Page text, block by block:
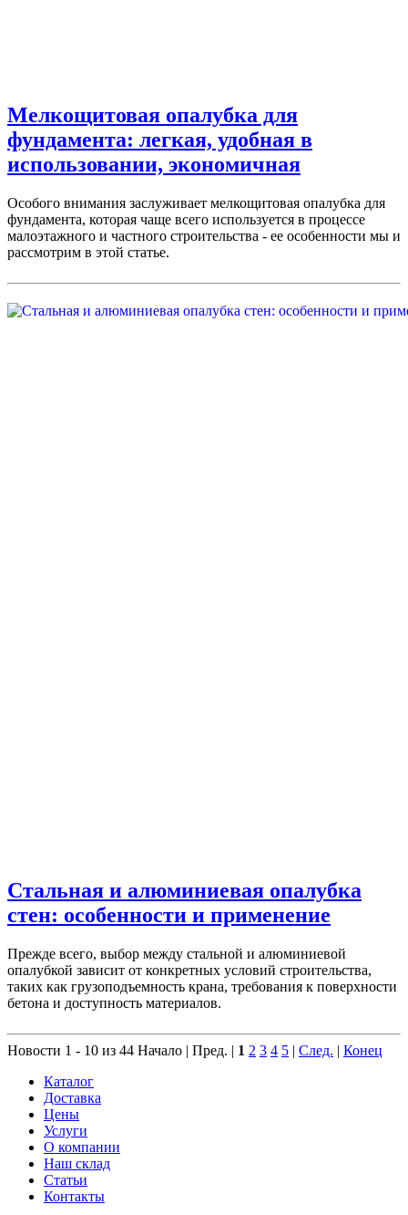
Мелкощитовая опалубка для
фундамента: легкая, удобная в
использовании, экономичная
Особого внимания заслуживает мелкощитовая опалубка для
фундамента, которая чаще всего используется в процессе
малоэтажного и частного строительства - ее особенности мы и
рассмотрим в этой статье.
Стальная и алюминиевая опалубка
стен: особенности и применение
Прежде всего, выбор между стальной и алюминиевой
опалубкой зависит от конкретных условий строительства,
таких как грузоподъемность крана, требования к поверхности
бетона и доступность материалов.
Новости 1 - 10 из 44 Начало | Пред. | 1 2 3 4 5 | След. | Конец
Каталог
Доставка
Цены
Услуги
О компании
Наш склад
Статьи
Контакты